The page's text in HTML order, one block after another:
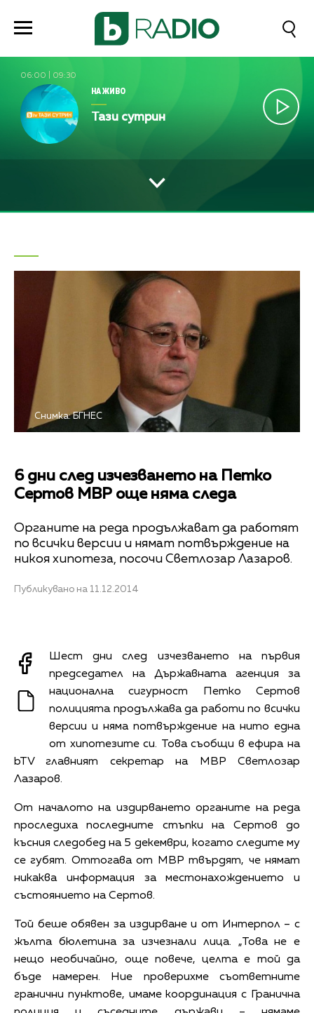
06:00 09:30
НА ЖИВО
Тази сутрин
Снимка: БГНЕС
6 дни след изчезването на Петко
Сертов МВР още няма следа
Органите на реда продължават да работят
по всички версии и нямат потвърждение на
никоя хипотеза, посочи Светлозар Лазаров.
Публикувано на 11.12.2014
Шест дни след изчезването на първия
председател на Държавната агенция за
национална сигурност Петко Сертов
полицията продължава да работи по всички
версии и няма потвърждение на нито една
от хипотезите си. Това съобщи в ефира на
bTV главният секретар на МВР Светлозар
Лазаров.
От началото на издирването органите на реда
проследиха последните стъпки на Сертов до
късния следобед на 5 декември, когато следите му
се губят. Оттогава от МВР твърдят, че нямат
никаква информация за местонахождението и
състоянието на Сертов.
Той беше обявен за издирване и от Интерпол – с
жълта бюлетина за изчезнали лица. „Това не е
нещо необичайно, още повече, целта е той да
бъде намерен. Ние проверихме съответните
гранични пунктове, имаме координация с Гранична